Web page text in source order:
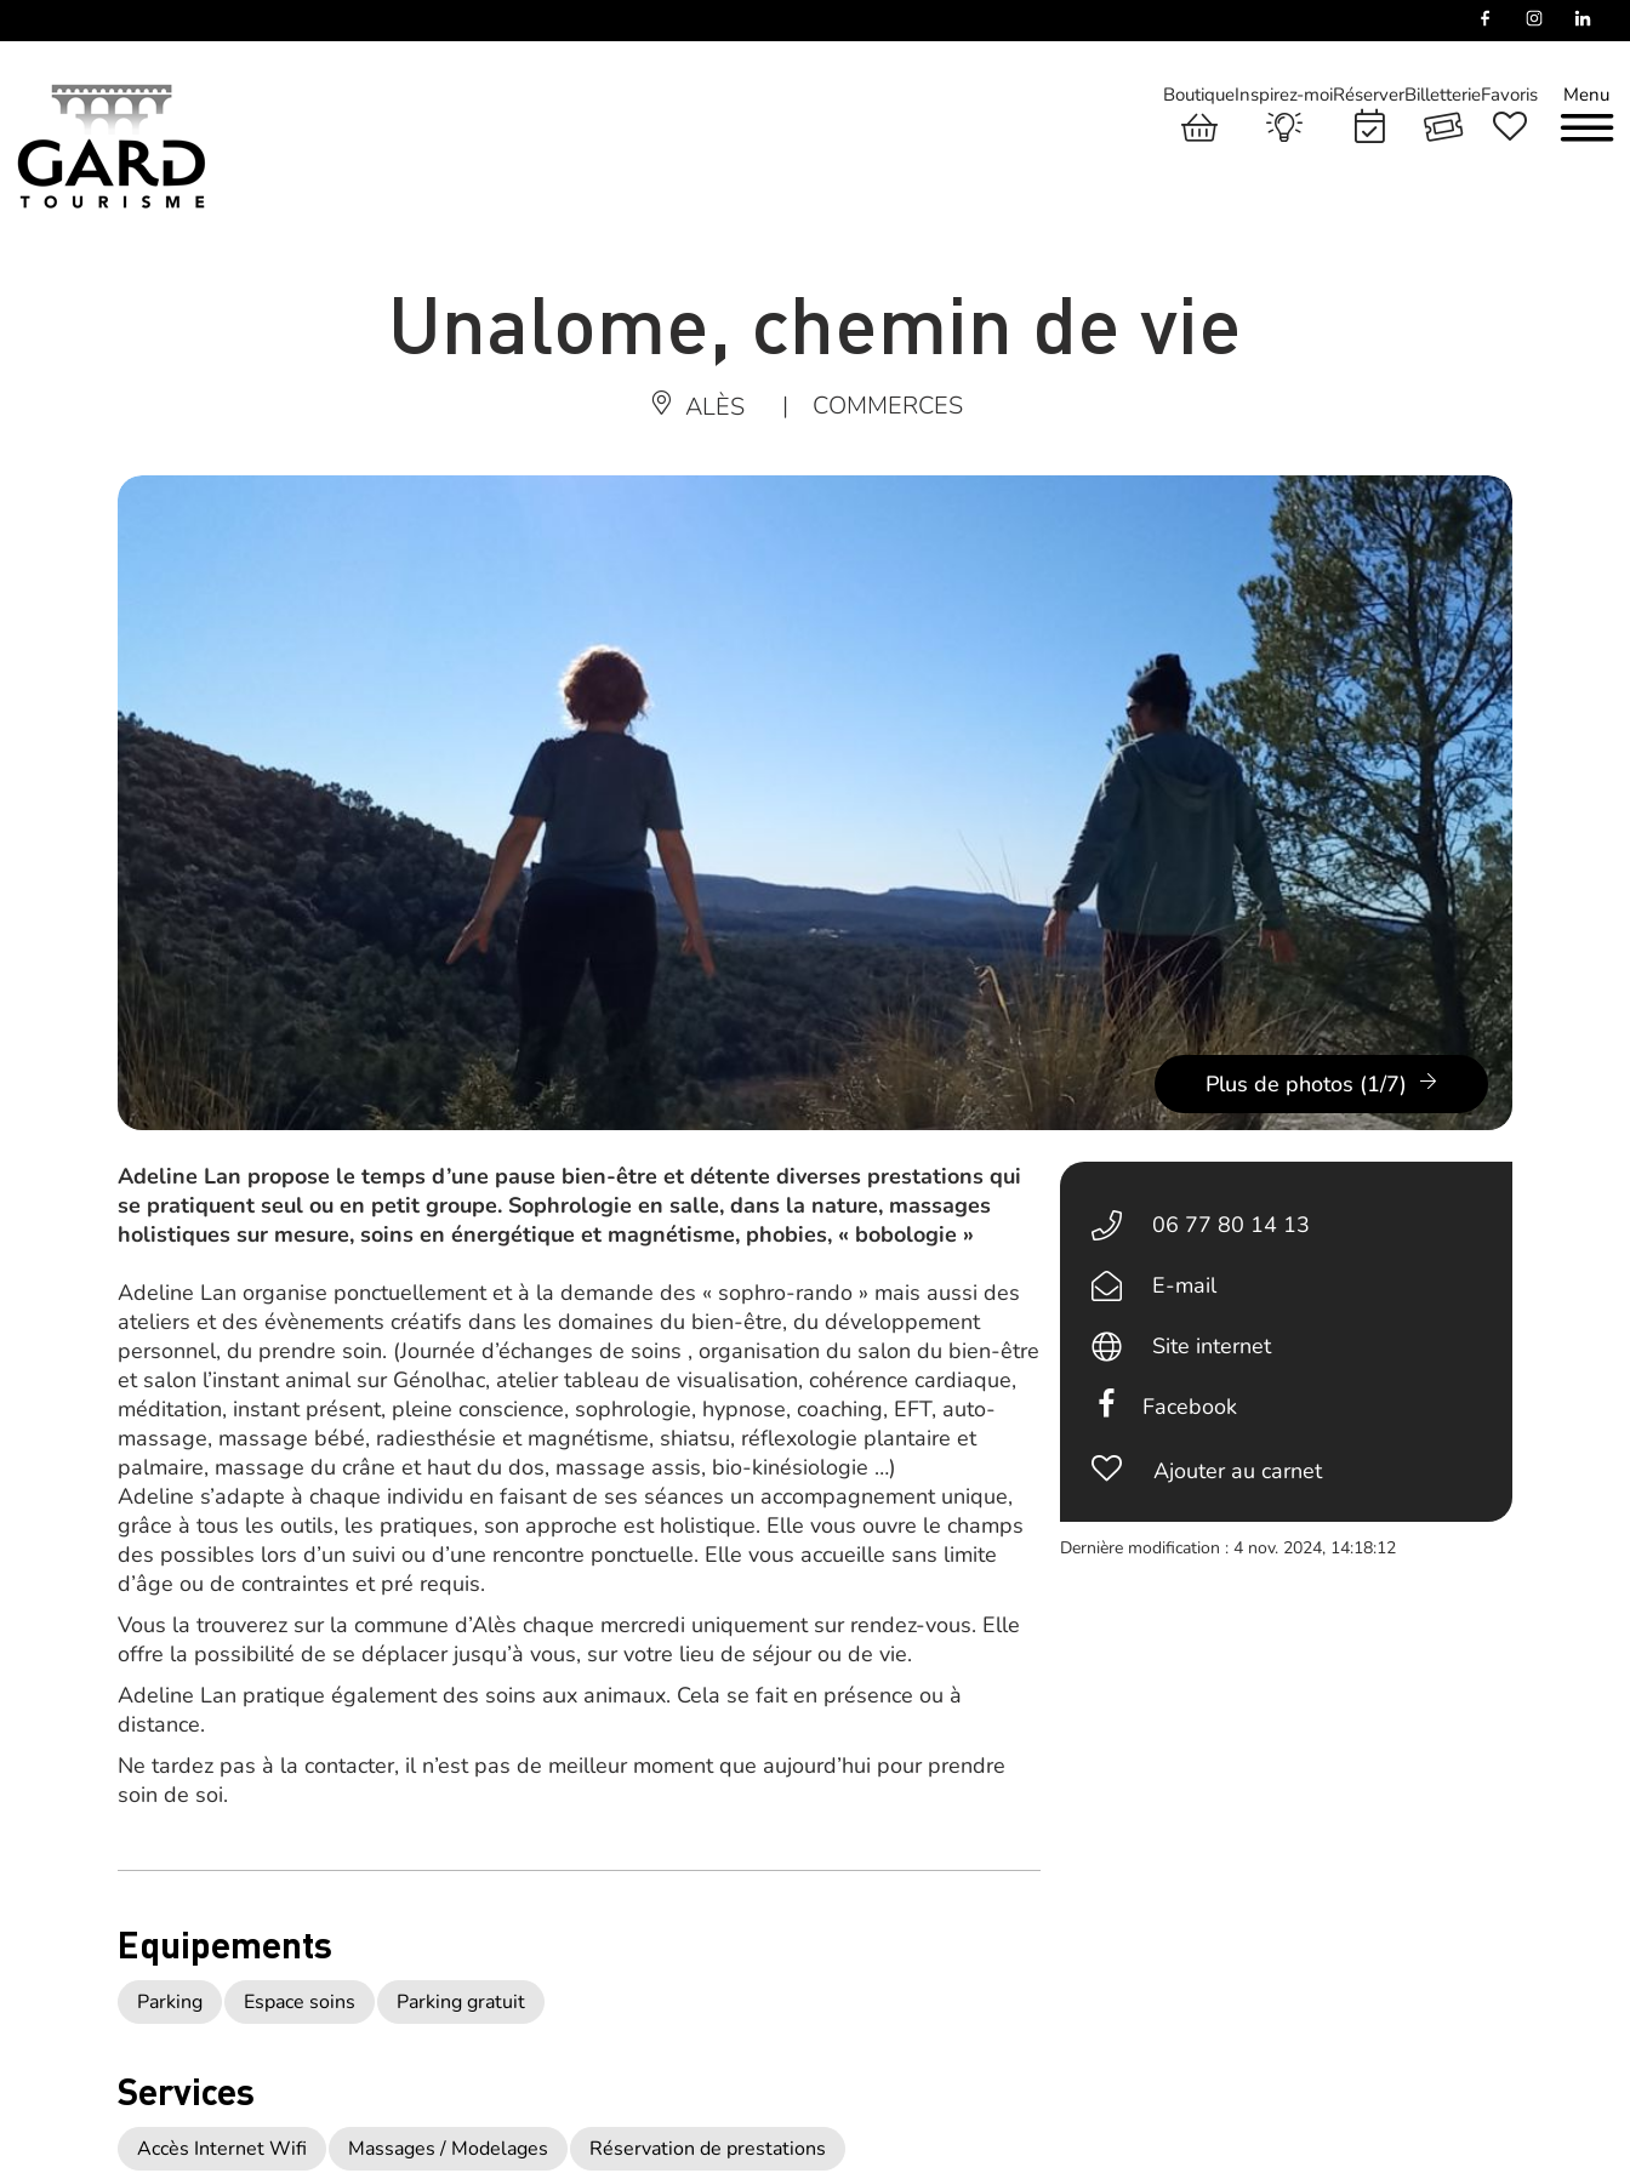
Menu
BoutiqueInspirez-moiRéserverBilletterieFavoris
Unalome, chemin de vie
ALÈS | COMMERCES
Plus de photos (1/7)
Adeline Lan propose le temps d’une pause bien-être et détente diverses prestations qui
se pratiquent seul ou en petit groupe. Sophrologie en salle, dans la nature, massages
holistiques sur mesure, soins en énergétique et magnétisme, phobies, « bobologie »
Adeline Lan organise ponctuellement et à la demande des « sophro-rando » mais aussi des
ateliers et des évènements créatifs dans les domaines du bien-être, du développement
personnel, du prendre soin. (Journée d’échanges de soins , organisation du salon du bien-être
et salon l’instant animal sur Génolhac, atelier tableau de visualisation, cohérence cardiaque,
méditation, instant présent, pleine conscience, sophrologie, hypnose, coaching, EFT, auto-
massage, massage bébé, radiesthésie et magnétisme, shiatsu, réflexologie plantaire et
palmaire, massage du crâne et haut du dos, massage assis, bio-kinésiologie …)
Adeline s’adapte à chaque individu en faisant de ses séances un accompagnement unique,
grâce à tous les outils, les pratiques, son approche est holistique. Elle vous ouvre le champs
des possibles lors d’un suivi ou d’une rencontre ponctuelle. Elle vous accueille sans limite
d’âge ou de contraintes et pré requis.
Vous la trouverez sur la commune d’Alès chaque mercredi uniquement sur rendez-vous. Elle
offre la possibilité de se déplacer jusqu’à vous, sur votre lieu de séjour ou de vie.
Adeline Lan pratique également des soins aux animaux. Cela se fait en présence ou à
distance.
Ne tardez pas à la contacter, il n’est pas de meilleur moment que aujourd’hui pour prendre
soin de soi.
Equipements
Parking Espace soins Parking gratuit
Services
Accès Internet Wifi Massages / Modelages
Réservation de prestations
06 77 80 14 13
E-mail
Site internet
Facebook
Ajouter au carnet
Dernière modification : 4 nov. 2024, 14:18:12